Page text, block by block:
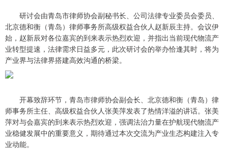
研讨会由青岛市律师协会副秘书长、公司法律专业委员会委员、
北京德和衡（青岛）律师事务所高级权益合伙人赵新辰主持。会议伊
始，赵新辰对各位嘉宾的到来表示热烈欢迎，并指出当前现代物流产
业转型提速，法律需求日益多元，此次研讨会的举办恰逢其时，将为
产业界与法律界搭建高效沟通的桥梁。
开幕致辞环节，青岛市律师协会副会长、北京德和衡（青岛）律
师事务所主任、高级权益合伙人张美萍发表了热情洋溢的讲话。张美
萍对与会嘉宾的到来表示热烈欢迎，强调法治力量在护航现代物流产
业稳健发展中的重要意义，期待通过本次交流为产业生态构建注入专
业动能。